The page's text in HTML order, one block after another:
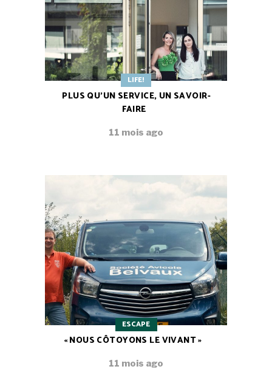
LIFE!
PLUS QU’UN SERVICE, UN SAVOIR-
FAIRE
11 mois ago
ESCAPE
« NOUS CÔTOYONS LE VIVANT »
11 mois ago